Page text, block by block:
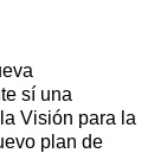
sí una
Visión para la
plan de